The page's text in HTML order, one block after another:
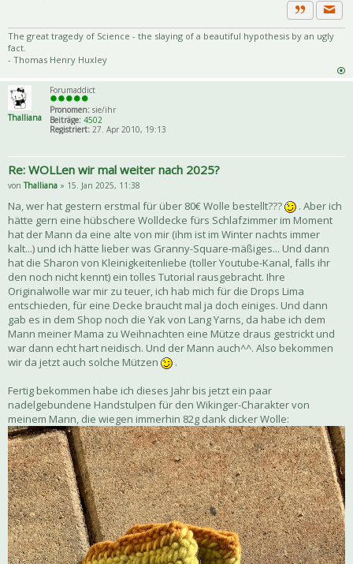
Zitat
The great tragedy of Science - the slaying of a beautiful hypothesis by an ugly
fact.
- Thomas Henry Huxley
Thalliana
Forumaddict
Pronomen: sie/ihr
Beiträge: 4502
Registriert: 27. Apr 2010, 19:13
Re: WOLLen wir mal weiter nach 2025?
von Thalliana » 15. Jan 2025, 11:38
Na, wer hat gestern erstmal für über 80€ Wolle bestellt???
. Aber ich
hätte gern eine hübschere Wolldecke fürs Schlafzimmer im Moment
hat der Mann da eine alte von mir (ihm ist im Winter nachts immer
kalt...) und ich hätte lieber was Granny-Square-mäßiges... Und dann
hat die Sharon von Kleinigkeitenliebe (toller Youtube-Kanal, falls ihr
den noch nicht kennt) ein tolles Tutorial rausgebracht. Ihre
Originalwolle war mir zu teuer, ich hab mich für die Drops Lima
entschieden, für eine Decke braucht mal ja doch einiges. Und dann
gab es in dem Shop noch die Yak von Lang Yarns, da habe ich dem
Mann meiner Mama zu Weihnachten eine Mütze draus gestrickt und
war dann echt hart neidisch. Und der Mann auch^^. Also bekommen
wir da jetzt auch solche Mützen
.
Fertig bekommen habe ich dieses Jahr bis jetzt ein paar
nadelgebundene Handstulpen für den Wikinger-Charakter von
meinem Mann, die wiegen immerhin 82g dank dicker Wolle: